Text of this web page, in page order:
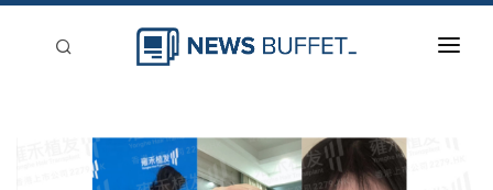
新聞稿分類